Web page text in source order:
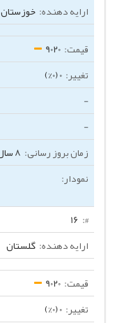
خوزستان
9020
0 (0%)
-
-
8 سال پیش
16
گلستان
9020
0 (0%)